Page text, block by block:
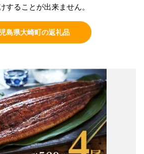
することが出来ません。
島県大崎町の返礼品